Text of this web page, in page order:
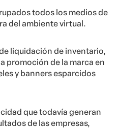
todos los medios de
del ambiente virtual.
liquidación de inventario,
promoción de la marca en
y banners esparcidos
que todavía generan
de las empresas,